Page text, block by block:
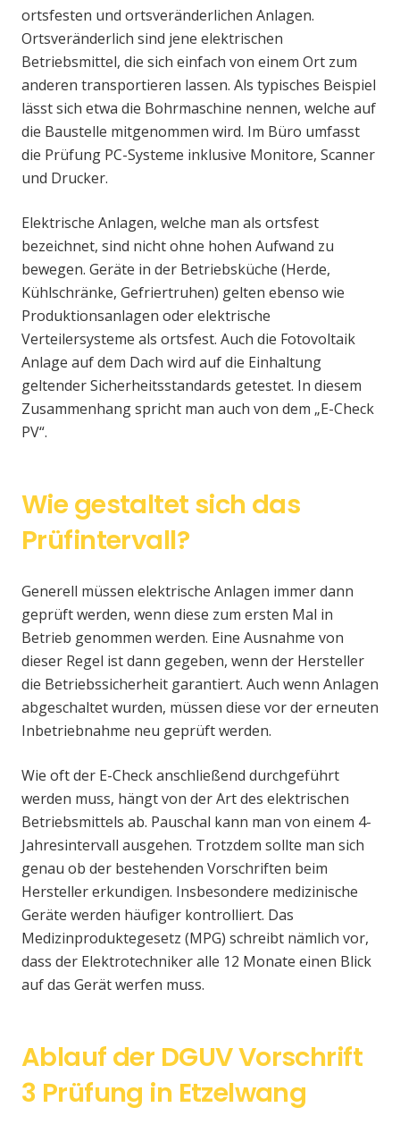
ortsfesten und ortsveränderlichen Anlagen.
Ortsveränderlich sind jene elektrischen
Betriebsmittel, die sich einfach von einem Ort zum
anderen transportieren lassen. Als typisches Beispiel
lässt sich etwa die Bohrmaschine nennen, welche auf
die Baustelle mitgenommen wird. Im Büro umfasst
die Prüfung PC-Systeme inklusive Monitore, Scanner
und Drucker.
Elektrische Anlagen, welche man als ortsfest
bezeichnet, sind nicht ohne hohen Aufwand zu
bewegen. Geräte in der Betriebsküche (Herde,
Kühlschränke, Gefriertruhen) gelten ebenso wie
Produktionsanlagen oder elektrische
Verteilersysteme als ortsfest. Auch die Fotovoltaik
Anlage auf dem Dach wird auf die Einhaltung
geltender Sicherheitsstandards getestet. In diesem
Zusammenhang spricht man auch von dem „E-Check
PV“.
Wie gestaltet sich das
Prüfintervall?
Generell müssen elektrische Anlagen immer dann
geprüft werden, wenn diese zum ersten Mal in
Betrieb genommen werden. Eine Ausnahme von
dieser Regel ist dann gegeben, wenn der Hersteller
die Betriebssicherheit garantiert. Auch wenn Anlagen
abgeschaltet wurden, müssen diese vor der erneuten
Inbetriebnahme neu geprüft werden.
Wie oft der E-Check anschließend durchgeführt
werden muss, hängt von der Art des elektrischen
Betriebsmittels ab. Pauschal kann man von einem 4-
Jahresintervall ausgehen. Trotzdem sollte man sich
genau ob der bestehenden Vorschriften beim
Hersteller erkundigen. Insbesondere medizinische
Geräte werden häufiger kontrolliert. Das
Medizinproduktegesetz (MPG) schreibt nämlich vor,
dass der Elektrotechniker alle 12 Monate einen Blick
auf das Gerät werfen muss.
Ablauf der DGUV Vorschrift
3 Prüfung in Etzelwang